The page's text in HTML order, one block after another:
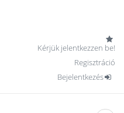
Kérjük jelentkezzen be!
Regisztráció
Bejelentkezés